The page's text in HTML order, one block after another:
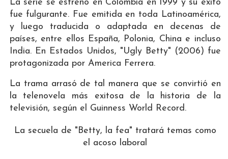
La serie se estrenó en Colombia en 1999 y su éxito
fue fulgurante. Fue emitida en toda Latinoamérica,
y luego traducida o adaptada en decenas de
países, entre ellos España, Polonia, China e incluso
India. En Estados Unidos, "Ugly Betty" (2006) fue
protagonizada por America Ferrera.
La trama arrasó de tal manera que se convirtió en
la telenovela más exitosa de la historia de la
televisión, según el Guinness World Record.
La secuela de "Betty, la fea" tratará temas como
el acoso laboral